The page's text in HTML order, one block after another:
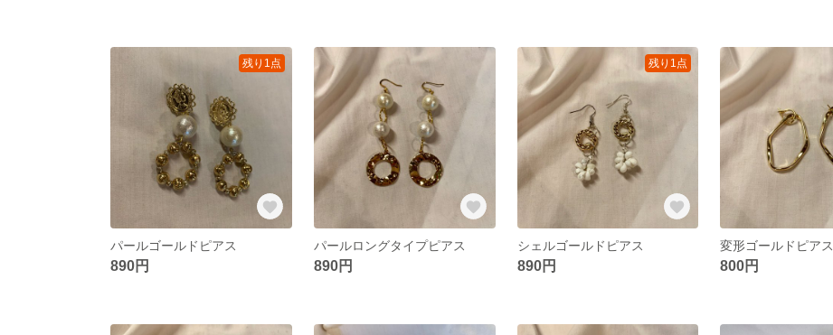
残り1点
パールゴールドピアス
890円
パールロングタイプピアス
890円
残り1点
シェルゴールドピアス
890円
変形ゴールドピアス
800円